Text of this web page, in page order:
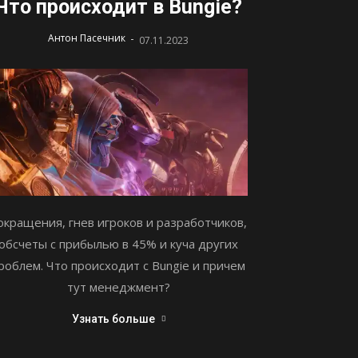
происходит в Bungie?
Антон Пасечник - 07.11.2023
гнев игроков и разработчиков,
с прибылью в 45% и куча других
Что происходит с Bungie и причем
тут менеджмент?
Узнать больше